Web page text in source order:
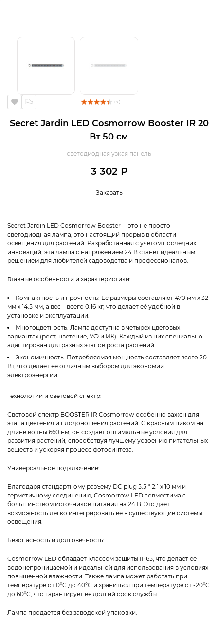
( 7 )
Secret Jardin LED Cosmorrow Booster IR 20
Вт 50 см
светодиодная узкая панель
3 302 Р
Заказать
Secret Jardin LED Cosmorrow Booster – это не просто
светодиодная лампа, это настоящий прорыв в области
освещения для растений. Разработанная с учетом последних
инноваций, эта лампа с напряжением 24 В станет идеальным
решением для любителей садоводства и профессионалов.
Главные особенности и характеристики:
Компактность и прочность: Её размеры составляют 470 мм x 32
мм x 14.5 мм, а вес – всего 0.16 кг, что делает её удобной в
установке и эксплуатации.
Многоцветность: Лампа доступна в четырех цветовых
вариантах (рост, цветение, УФ и ИК). Каждый из них специально
адаптирован для разных этапов роста растений.
Экономичность: Потребляемая мощность составляет всего 20
Вт, что делает её отличным выбором для экономии
электроэнергии.
Технологии и световой спектр:
Световой спектр BOOSTER IR Cosmorrow особенно важен для
этапа цветения и плодоношения растений. С красным пиком на
длине волны 660 нм, он создает оптимальные условия для
развития растений, способствуя лучшему усвоению питательных
веществ и ускоряя процесс фотосинтеза.
Универсальное подключение:
Благодаря стандартному разъему DC plug 5.5 * 2.1 x 10 мм и
герметичному соединению, Cosmorrow LED совместима с
большинством источников питания на 24 В. Это дает
возможность легко интегрировать её в существующие системы
освещения.
Безопасность и долговечность:
Cosmorrow LED обладает классом защиты IP65, что делает её
водонепроницаемой и идеальной для использования в условиях
повышенной влажности. Также лампа может работать при
температуре от 0°C до 40°C и храниться при температуре от -20°C
до 60°C, что гарантирует её долгий срок службы.
Лампа продается без заводской упаковки.